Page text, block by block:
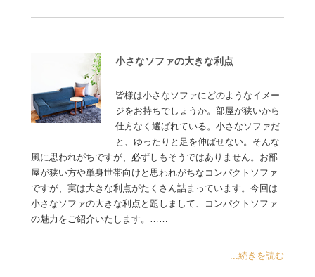
小さなソファの大きな利点
皆様は小さなソファにどのようなイメー
ジをお持ちでしょうか。部屋が狭いから
仕方なく選ばれている。小さなソファだ
と、ゆったりと足を伸ばせない。そんな
風に思われがちですが、必ずしもそうではありません。お部
屋が狭い方や単身世帯向けと思われがちなコンパクトソファ
ですが、実は大きな利点がたくさん詰まっています。今回は
小さなソファの大きな利点と題しまして、コンパクトソファ
の魅力をご紹介いたします。……
...続きを読む